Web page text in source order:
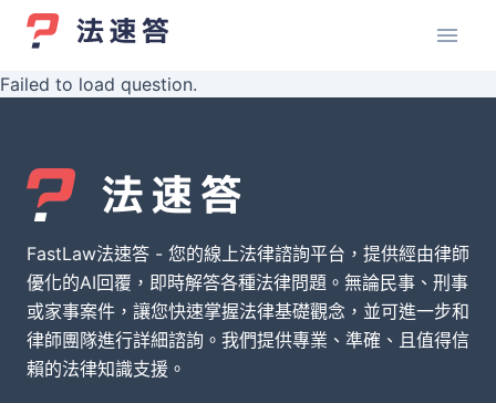
Failed to load question.
FastLaw法速答 - 您的線上法律諮詢平台，提供經由律師
優化的AI回覆，即時解答各種法律問題。無論民事、刑事
或家事案件，讓您快速掌握法律基礎觀念，並可進一步和
律師團隊進行詳細諮詢。我們提供專業、準確、且值得信
賴的法律知識支援。